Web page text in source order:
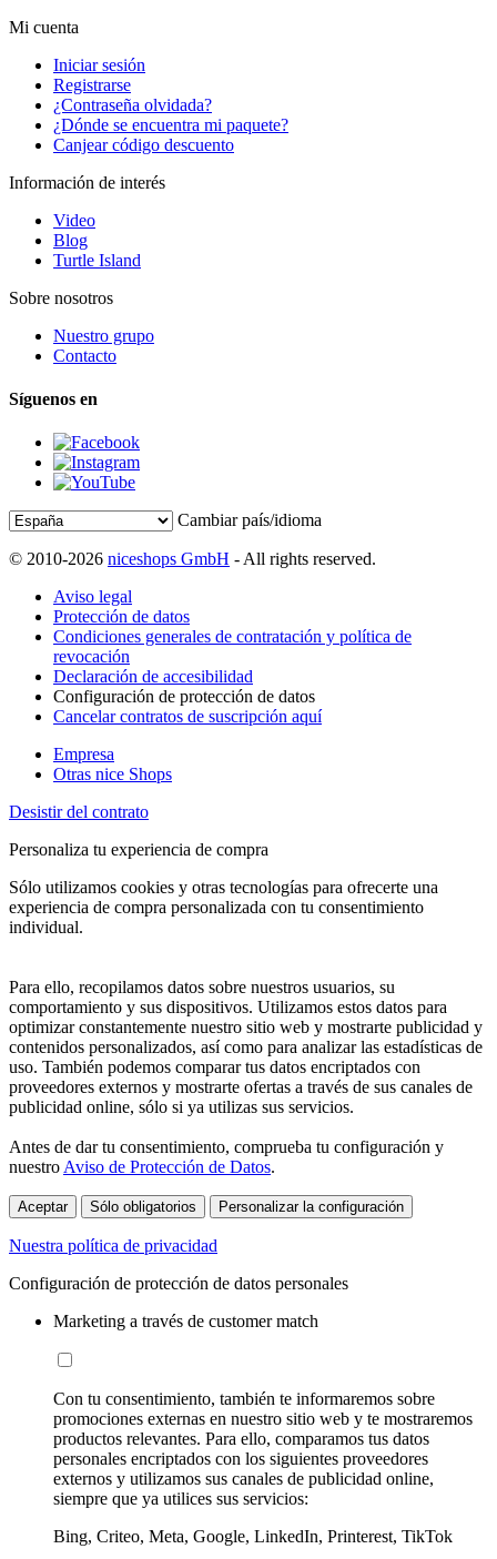
Mi cuenta
Iniciar sesión
Registrarse
¿Contraseña olvidada?
¿Dónde se encuentra mi paquete?
Canjear código descuento
Información de interés
Video
Blog
Turtle Island
Sobre nosotros
Nuestro grupo
Contacto
Síguenos en
Cambiar país/idioma
© 2010-2026 niceshops GmbH - All rights reserved.
Aviso legal
Protección de datos
Condiciones generales de contratación y política de
revocación
Declaración de accesibilidad
Configuración de protección de datos
Cancelar contratos de suscripción aquí
Empresa
Otras nice Shops
Desistir del contrato
Personaliza tu experiencia de compra
Sólo utilizamos cookies y otras tecnologías para ofrecerte una
experiencia de compra personalizada con tu consentimiento
individual.
Para ello, recopilamos datos sobre nuestros usuarios, su
comportamiento y sus dispositivos. Utilizamos estos datos para
optimizar constantemente nuestro sitio web y mostrarte publicidad y
contenidos personalizados, así como para analizar las estadísticas de
uso. También podemos comparar tus datos encriptados con
proveedores externos y mostrarte ofertas a través de sus canales de
publicidad online, sólo si ya utilizas sus servicios.
Antes de dar tu consentimiento, comprueba tu configuración y
nuestro Aviso de Protección de Datos.
Aceptar Sólo obligatorios Personalizar la configuración
Nuestra política de privacidad
Configuración de protección de datos personales
Marketing a través de customer match
Con tu consentimiento, también te informaremos sobre
promociones externas en nuestro sitio web y te mostraremos
productos relevantes. Para ello, comparamos tus datos
personales encriptados con los siguientes proveedores
externos y utilizamos sus canales de publicidad online,
siempre que ya utilices sus servicios:
Bing, Criteo, Meta, Google, LinkedIn, Printerest, TikTok